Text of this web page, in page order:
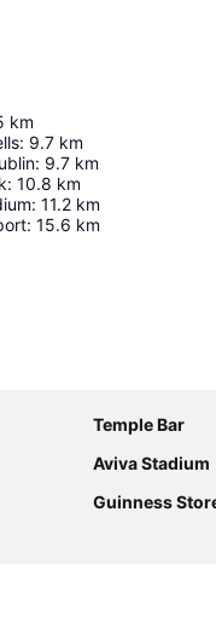
km
: 9.7 km
: 9.7 km
: 10.8 km
: 11.2 km
: 15.6 km
Temple Bar
Aviva Stadium
Guinness